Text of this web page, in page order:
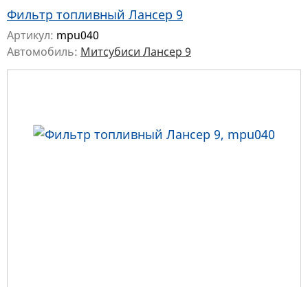
Фильтр топливный Лансер 9
Артикул: mpu040
Автомобиль: Митсубиси Лансер 9